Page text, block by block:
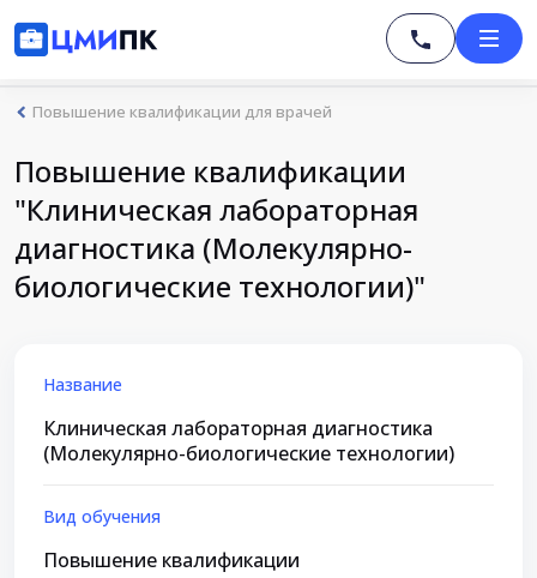
Повышение квалификации для врачей
Повышение квалификации
"Клиническая лабораторная
диагностика (Молекулярно-
биологические технологии)"
Название
Клиническая лабораторная диагностика
(Молекулярно-биологические технологии)
Вид обучения
Повышение квалификации